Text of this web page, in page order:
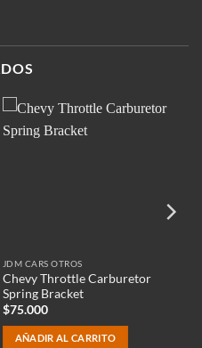
JDM CARS OTROS
Chevy Throttle Carburetor
Spring Bracket
$75.000
AÑADIR AL CARRITO